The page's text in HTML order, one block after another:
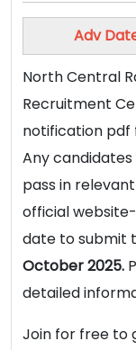
Adv
North Central
Recruitment
notification pdf
Any candidates
pass in
official
date to submit
October 2025.
detailed
Join for free to